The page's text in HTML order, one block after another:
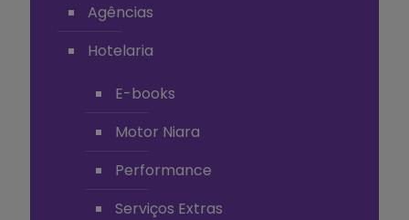
Agências
Hotelaria
E-books
Motor Niara
Performance
Serviços Extras